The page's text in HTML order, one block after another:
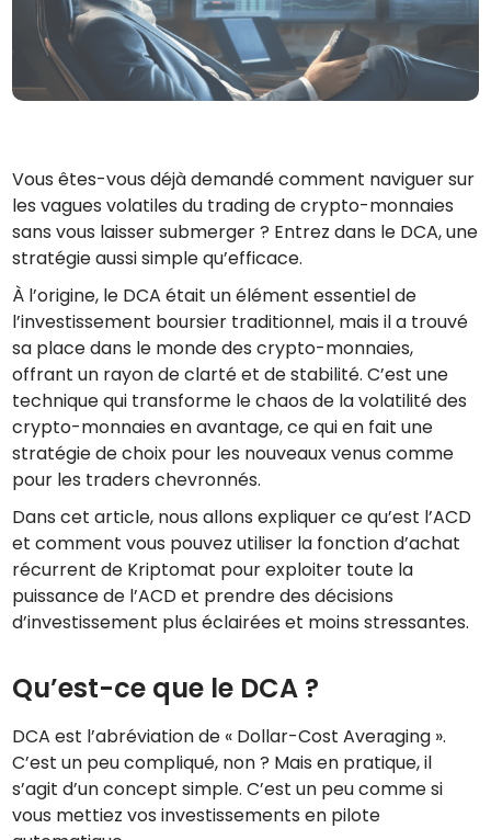
Trouve ta stratégie crypto
KriptoEarn
Gagnez des récompenses sur votre crypto
Achat récurrent
Investissements réguliers (DCA)
Alertes de prix
Mise à jour en temps réel du prix de vos jetons préférés
Explorer les actifs
Découvrir les opportunités d'investissement
Portefeuille données analytiques
Des informations pertinentes pour des performances optimales
Vous êtes-vous déjà demandé comment naviguer sur
les vagues volatiles du trading de crypto-monnaies
sans vous laisser submerger ? Entrez dans le DCA, une
stratégie aussi simple qu’efficace.
À l’origine, le DCA était un élément essentiel de
l’investissement boursier traditionnel, mais il a trouvé
sa place dans le monde des crypto-monnaies,
offrant un rayon de clarté et de stabilité. C’est une
technique qui transforme le chaos de la volatilité des
crypto-monnaies en avantage, ce qui en fait une
stratégie de choix pour les nouveaux venus comme
pour les traders chevronnés.
Dans cet article, nous allons expliquer ce qu’est l’ACD
et comment vous pouvez utiliser la fonction d’achat
récurrent de Kriptomat pour exploiter toute la
puissance de l’ACD et prendre des décisions
d’investissement plus éclairées et moins stressantes.
Qu’est-ce que le DCA ?
DCA est l’abréviation de « Dollar-Cost Averaging ».
C’est un peu compliqué, non ? Mais en pratique, il
s’agit d’un concept simple. C’est un peu comme si
vous mettiez vos investissements en pilote